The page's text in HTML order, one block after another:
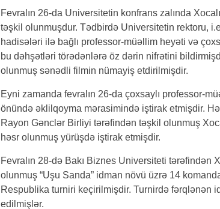
Fevralın 26-da Universitetin konfrans zalında
təşkil olunmuşdur. Tədbirdə Universitetin rektoru,
hadisələri ilə bağlı professor-müəllim heyəti və
bu dəhşətləri törədənlərə öz dərin nifrətini
olunmuş sənədli filmin nümayiş etdirilmişdir.
Eyni zamanda fevralın 26-da çoxsaylı professor-
önündə əklilqoyma mərasimində iştirak etmişdir.
Rayon Gənclər Birliyi tərəfindən təşkil olunmuş
həsr olunmuş yürüşdə iştirak etmişdir.
Fevralın 28-də Bakı Biznes Universiteti tərəfindən
olunmuş “Uşu Sanda” idman növü üzrə 14
Respublika turniri keçirilmişdir. Turnirdə fərqlənən
edilmişlər.